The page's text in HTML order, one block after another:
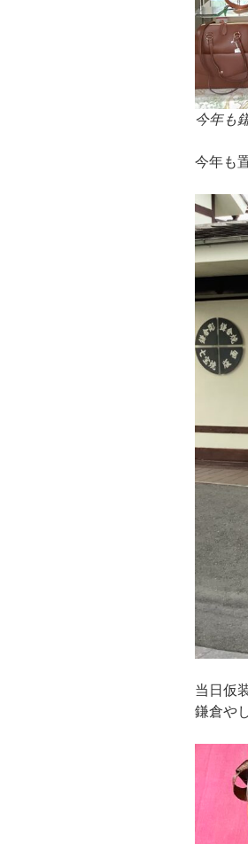
今年も
今年も
当日仮
鎌倉や